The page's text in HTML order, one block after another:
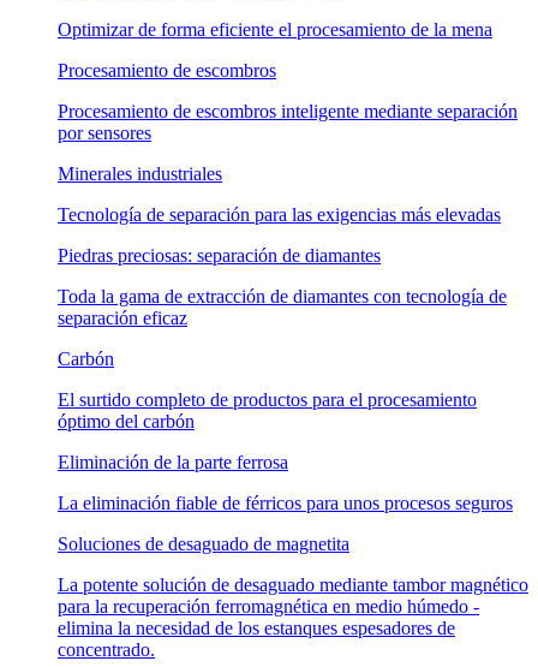
Optimizar de forma eficiente el procesamiento de la mena
Procesamiento de escombros
Procesamiento de escombros inteligente mediante separación
por sensores
Minerales industriales
Tecnología de separación para las exigencias más elevadas
Piedras preciosas: separación de diamantes
Toda la gama de extracción de diamantes con tecnología de
separación eficaz
Carbón
El surtido completo de productos para el procesamiento
óptimo del carbón
Eliminación de la parte ferrosa
La eliminación fiable de férricos para unos procesos seguros
Soluciones de desaguado de magnetita
La potente solución de desaguado mediante tambor magnético
para la recuperación ferromagnética en medio húmedo -
elimina la necesidad de los estanques espesadores de
concentrado.